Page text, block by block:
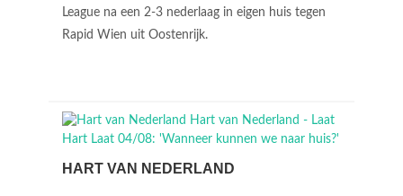
League na een 2-3 nederlaag in eigen huis tegen
Rapid Wien uit Oostenrijk.
HART VAN NEDERLAND